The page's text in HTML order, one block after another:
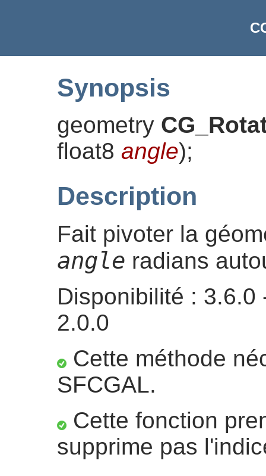
Synopsis
geometry
float8 angle);
Description
Fait pivoter la
angle radians
Disponibilité : 3.6.0
2.0.0
Cette méthode
SFCGAL.
Cette fonction
supprime pas